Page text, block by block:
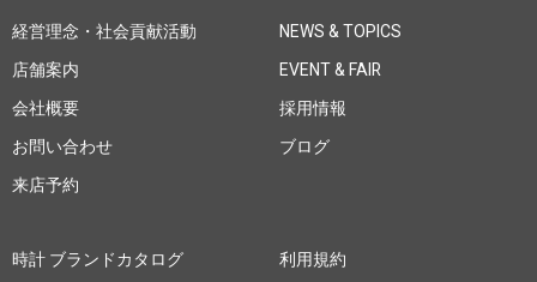
経営理念・社会貢献活動
店舗案内
会社概要
お問い合わせ
来店予約
NEWS & TOPICS
EVENT & FAIR
採用情報
ブログ
時計 ブランドカタログ
利用規約